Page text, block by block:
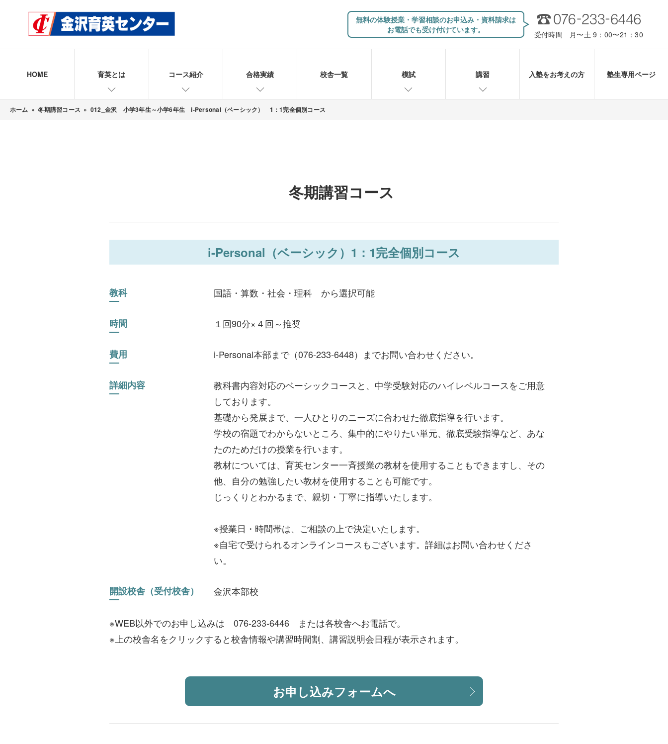
無料の体験授業・学習相談のお申込み・資料請求は
お電話でも受け付けています。
受付時間 月〜土 9：00〜21：30
HOME 育英とは コース紹介 合格実績 校舎一覧 模試 講習 入塾をお考えの方 塾生専用ページ
ホーム » 冬期講習コース » 012_金沢 小学3年生～小学6年生 i-Personal（ベーシック） 1：1完全個別コース
冬期講習コース
i-Personal（ベーシック）1：1完全個別コース
教科 国語・算数・社会・理科 から選択可能
時間 １回90分×４回～推奨
費用 i-Personal本部まで（076-233-6448）までお問い合わせください。
詳細内容
教科書内容対応のベーシックコースと、中学受験対応のハイレベルコースをご用意
しております。
基礎から発展まで、一人ひとりのニーズに合わせた徹底指導を行います。
学校の宿題でわからないところ、集中的にやりたい単元、徹底受験指導など、あな
たのためだけの授業を行います。
教材については、育英センター一斉授業の教材を使用することもできますし、その
他、自分の勉強したい教材を使用することも可能です。
じっくりとわかるまで、親切・丁寧に指導いたします。
※授業日・時間帯は、ご相談の上で決定いたします。
※自宅で受けられるオンラインコースもございます。詳細はお問い合わせくださ
い。
開設校舎（受付校舎） 金沢本部校
※WEB以外でのお申し込みは 076-233-6446 または各校舎へお電話で。
※上の校舎名をクリックすると校舎情報や講習時間割、講習説明会日程が表示されます。
お申し込みフォームへ